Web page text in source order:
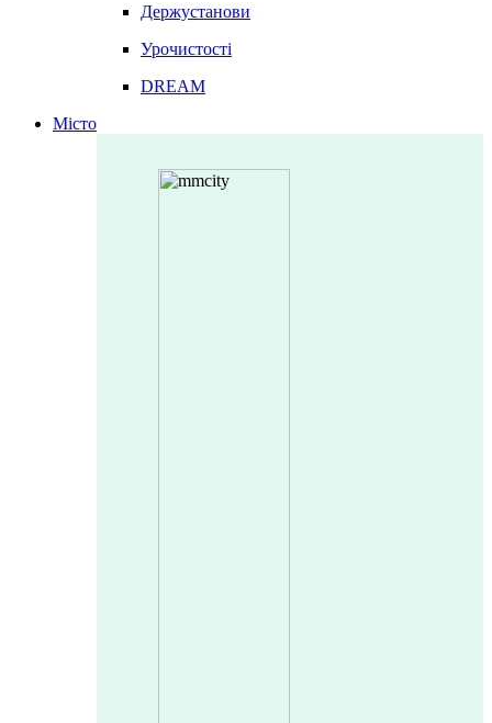
Держустанови
Урочистості
DREAM
Місто